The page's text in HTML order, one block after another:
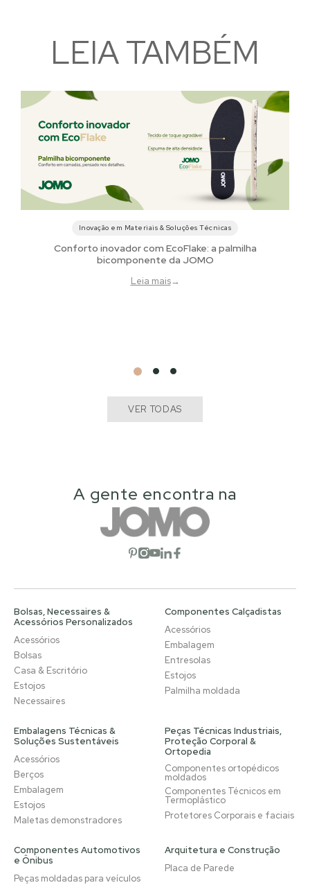
LEIA TAMBÉM
Inovação em Materiais & Soluções Técnicas
Conforto inovador com EcoFlake: a palmilha
bicomponente da JOMO
Leia mais→
VER TODAS
A gente encontra na
Abrir rede social
Abrir rede social
Abrir rede social
Abrir rede social
Abrir rede social
Bolsas, Necessaires &
Acessórios Personalizados
Acessórios
Bolsas
Casa & Escritório
Estojos
Necessaires
Componentes Calçadistas
Acessórios
Embalagem
Entresolas
Estojos
Palmilha moldada
Embalagens Técnicas &
Soluções Sustentáveis
Acessórios
Berços
Embalagem
Estojos
Maletas demonstradores
Peças Técnicas Industriais,
Proteção Corporal &
Ortopedia
Componentes ortopédicos
moldados
Componentes Técnicos em
Termoplástico
Protetores Corporais e faciais
Componentes Automotivos
e Ônibus
Peças moldadas para veículos
Arquitetura e Construção
Placa de Parede